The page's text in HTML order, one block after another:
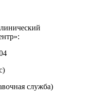
служба)